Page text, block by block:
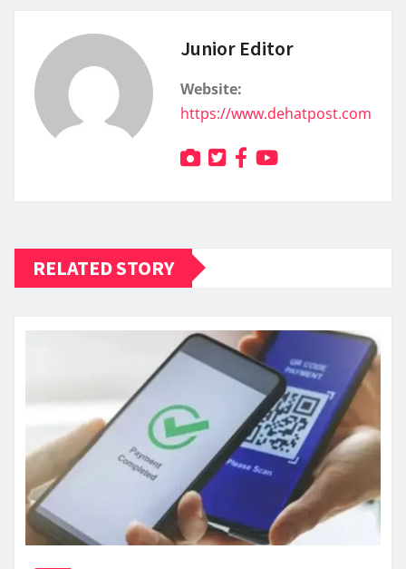
Junior Editor
Website:
https://www.dehatpost.com
RELATED STORY